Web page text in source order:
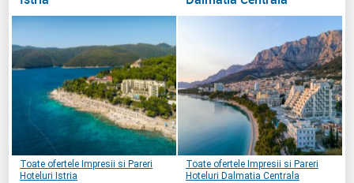
Toate ofertele Impresii si Pareri
Hoteluri Istria
Toate ofertele Impresii si Pareri
Hoteluri Dalmatia Centrala